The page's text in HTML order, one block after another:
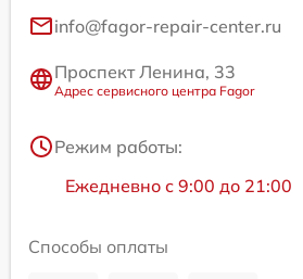
info@fagor-repair-center.ru
Проспект Ленина, 33
Адрес сервисного центра Fagor
Режим работы:
Ежедневно с 9:00 до 21:00
Способы оплаты